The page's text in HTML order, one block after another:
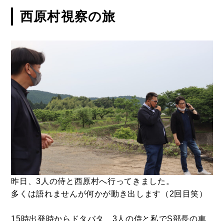
FOOD 飲食部門
- 四季即贅喰
西原村視察の旅
昨日、3人の侍と西原村へ行ってきました。
多くは語れませんが何かが動き出します（2回目笑）
15時出発時からドタバタ 3人の侍と私でS部長の車